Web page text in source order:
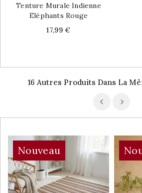
Tenture Murale Indienne
Eléphants Rouge
Price
17,99 €
16 Autres Produits Dans La
Nouveau